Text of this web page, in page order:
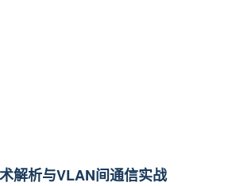
解析与VLAN间通信实战